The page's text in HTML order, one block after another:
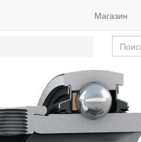
Магазин